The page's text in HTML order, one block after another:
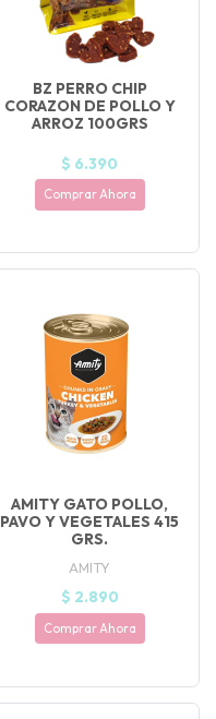
BZ PERRO CHIP
CORAZON DE POLLO Y
ARROZ 100GRS
$ 6.390
Comprar Ahora
AMITY GATO POLLO,
PAVO Y VEGETALES 415
GRS.
AMITY
$ 2.890
Comprar Ahora